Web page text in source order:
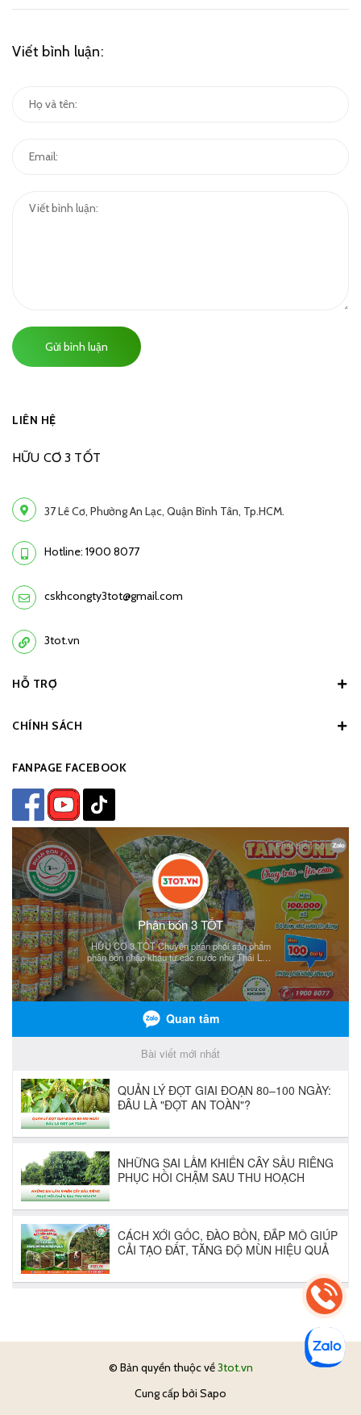
Viết bình luận:
Gửi bình luận
LIÊN HỆ
HỮU CƠ 3 TỐT
37 Lê Cơ, Phường An Lạc, Quận Bình Tân, Tp.HCM.
Hotline: 1900 8077
cskhcongty3tot@gmail.com
3tot.vn
HỖ TRỢ
CHÍNH SÁCH
FANPAGE FACEBOOK
© Bản quyền thuộc về3tot.vn
Cung cấp bởi Sapo